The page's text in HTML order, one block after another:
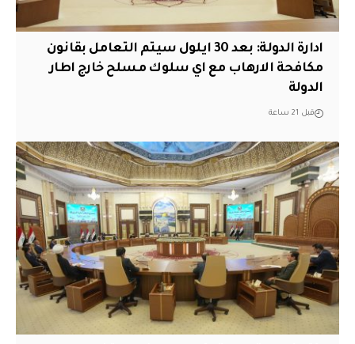
ادارة الدولة: بعد 30 ايلول سيتم التعامل بقانون
مكافحة الارهاب مع اي سلوك مسلح خارج اطار
الدولة
قبل 21 ساعة